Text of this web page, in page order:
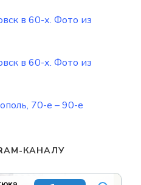
в 60-х. Фото из
в 60-х. Фото из
70-е – 90-е
КАНАЛУ